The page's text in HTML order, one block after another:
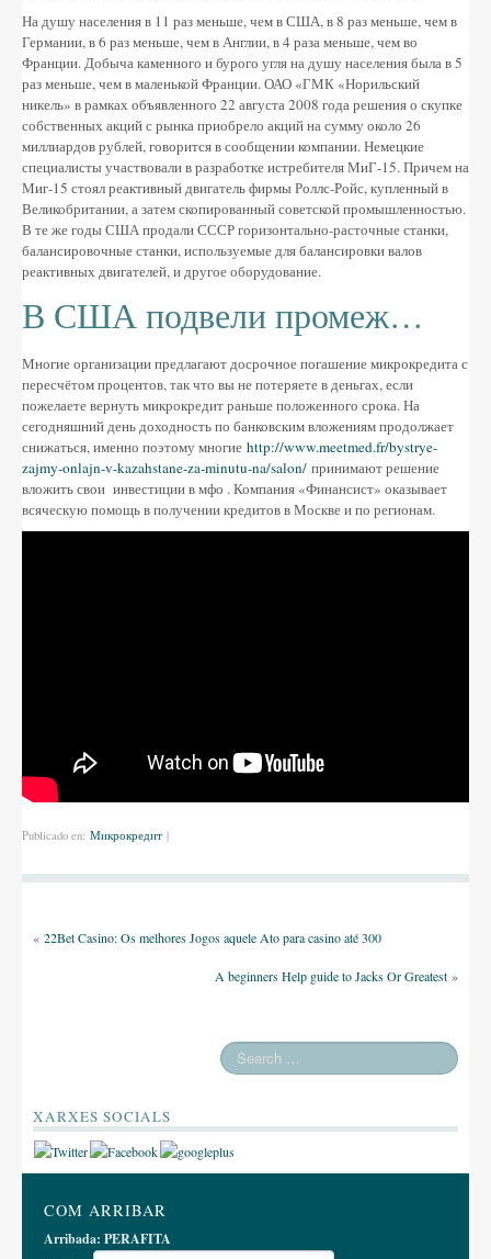
На душу населения в 11 раз меньше, чем в США, в 8 раз меньше, чем в
Германии, в 6 раз меньше, чем в Англии, в 4 раза меньше, чем во
Франции. Добыча каменного и бурого угля на душу населения была в 5
раз меньше, чем в маленькой Франции. ОАО «ГМК «Норильский
никель» в рамках объявленного 22 августа 2008 года решения о скупке
собственных акций с рынка приобрело акций на сумму около 26
миллиардов рублей, говорится в сообщении компании. Немецкие
специалисты участвовали в разработке истребителя МиГ-15. Причем на
Миг-15 стоял реактивный двигатель фирмы Роллс-Ройс, купленный в
Великобритании, а затем скопированный советской промышленностью.
В те же годы США продали СССР горизонтально-расточные станки,
балансировочные станки, используемые для балансировки валов
реактивных двигателей, и другое оборудование.
В США подвели промеж…
Многие организации предлагают досрочное погашение микрокредита с
пересчётом процентов, так что вы не потеряете в деньгах, если
пожелаете вернуть микрокредит раньше положенного срока. На
сегодняшний день доходность по банковским вложениям продолжает
снижаться, именно поэтому многие http://www.meetmed.fr/bystrye-
zajmy-onlajn-v-kazahstane-za-minutu-na/salon/ принимают решение
вложить свои инвестиции в мфо . Компания «Финансист» оказывает
всяческую помощь в получении кредитов в Москве и по регионам.
Publicado en: Микрокредит |
« 22Bet Casino: Os melhores Jogos aquele Ato para casino até 300
A beginners Help guide to Jacks Or Greatest »
XARXES SOCIALS
COM ARRIBAR
Arribada: PERAFITA